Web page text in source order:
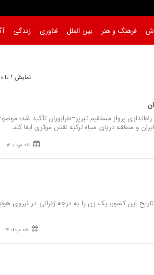
فرهنگ و هنر بین الملل فناوری زندگی
نمایش 1 تا 30 از 1428
پرواز مستقیم تبریز–طرابوزان تأکید شد؛
و منطقه دریای سیاه ترکیه نقش مؤثری ایفا کند.
05 مرداد 16
این کشور، یک زن را به درجه ژنرالی در نیروی
05 مرداد 14